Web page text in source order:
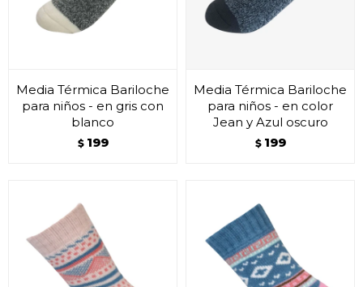
Media Térmica Bariloche
para niños - en gris con
blanco
$ 199
Media Térmica Bariloche
para niños - en color
Jean y Azul oscuro
$ 199